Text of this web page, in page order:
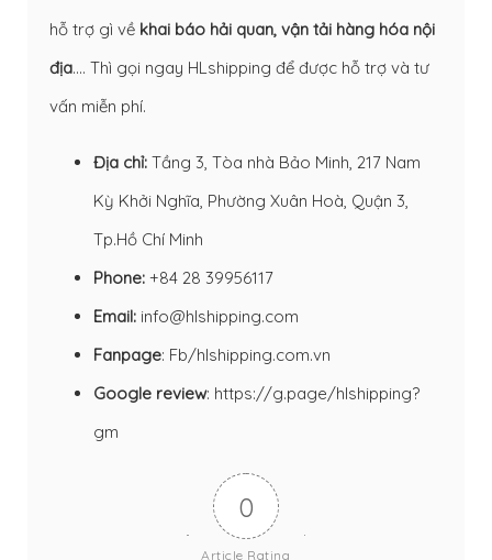
hỗ trợ gì về khai báo hải quan, vận tải hàng hóa nội
địa…. Thì gọi ngay HLshipping để được hỗ trợ và tư
vấn miễn phí.
Địa chỉ: Tầng 3, Tòa nhà Bảo Minh, 217 Nam
Kỳ Khởi Nghĩa, Phường Xuân Hoà, Quận 3,
Tp.Hồ Chí Minh
Phone: +84 28 39956117
Email: info@hlshipping.com
Fanpage: Fb/hlshipping.com.vn
Google review: https://g.page/hlshipping?
gm
0
Article Rating